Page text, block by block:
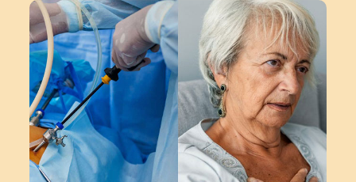
issues like constiaption and IBS (Irritable bowel syndorme)
along with acid reflux. The person may require medications
for these conditions even after surgery. If these conditions
are not recognised before surgery and explained to the
patient,…
Continue reading Home